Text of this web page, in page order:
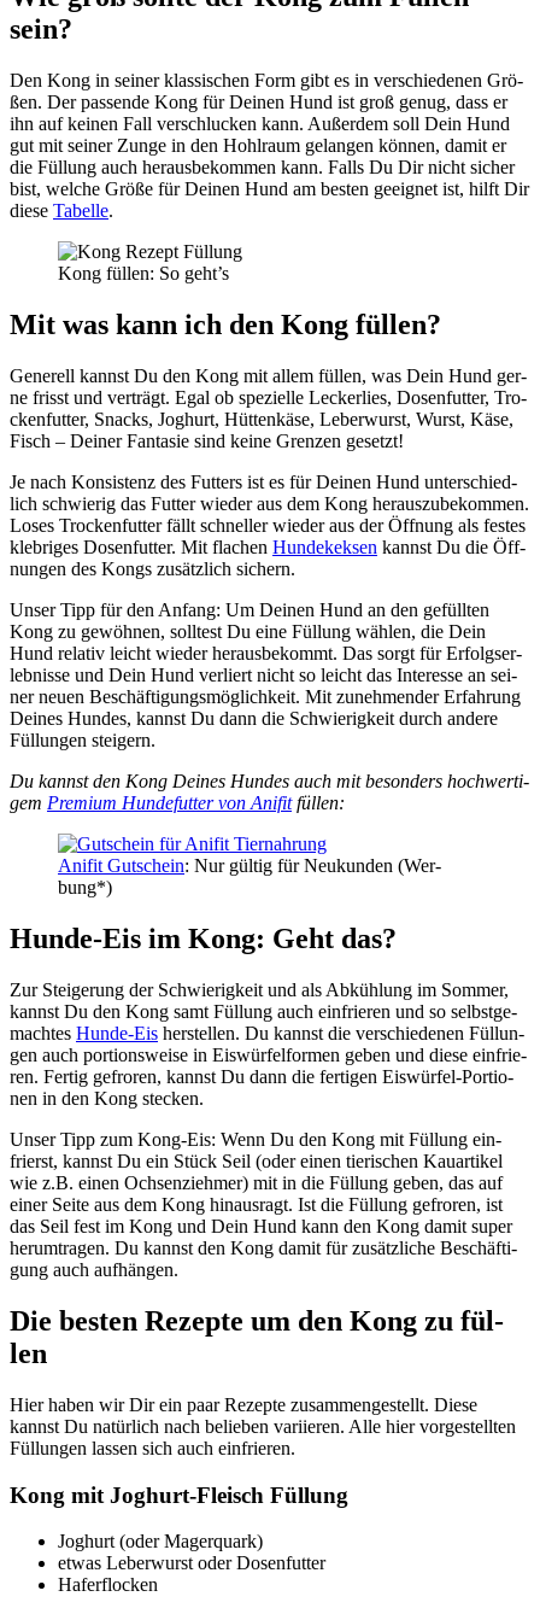
sein?
Den Kong in sei­ner klas­si­schen Form gibt es in ver­schie­de­nen Grö­
ßen. Der pas­sen­de Kong für Dei­nen Hund ist groß genug, dass er
ihn auf kei­nen Fall ver­schlu­cken kann. Außer­dem soll Dein Hund
gut mit sei­ner Zun­ge in den Hohl­raum gelan­gen kön­nen, damit er
die Fül­lung auch her­aus­be­kom­men kann. Falls Du Dir nicht sicher
bist, wel­che Grö­ße für Dei­nen Hund am bes­ten geeig­net ist, hilft Dir
die­se Tabel­le.
Kong fül­len: So geht’s
Mit was kann ich den Kong fül­len?
Gene­rell kannst Du den Kong mit allem fül­len, was Dein Hund ger­
ne frisst und ver­trägt. Egal ob spe­zi­el­le Lecker­lies, Dosen­fut­ter, Tro­
cken­fut­ter, Snacks, Joghurt, Hüt­ten­kä­se, Leber­wurst, Wurst, Käse,
Fisch – Dei­ner Fan­ta­sie sind kei­ne Gren­zen gesetzt!
Je nach Kon­sis­tenz des Fut­ters ist es für Dei­nen Hund unter­schied­
lich schwie­rig das Fut­ter wie­der aus dem Kong her­aus­zu­be­kom­men.
Loses Tro­cken­fut­ter fällt schnel­ler wie­der aus der Öff­nung als fes­tes
kleb­ri­ges Dosen­fut­ter. Mit fla­chen Hun­de­kek­sen kannst Du die Öff­
nun­gen des Kongs zusätz­lich sichern.
Unser Tipp für den Anfang: Um Dei­nen Hund an den gefüll­ten
Kong zu gewöh­nen, soll­test Du eine Fül­lung wäh­len, die Dein
Hund rela­tiv leicht wie­der her­aus­be­kommt. Das sorgt für Erfolgs­er­
leb­nis­se und Dein Hund ver­liert nicht so leicht das Inter­es­se an sei­
ner neu­en Beschäf­ti­gungs­mög­lich­keit. Mit zuneh­men­der Erfah­rung
Dei­nes Hun­des, kannst Du dann die Schwie­rig­keit durch ande­re
Fül­lun­gen stei­gern.
Du kannst den Kong Dei­nes Hun­des auch mit beson­ders hoch­wer­ti­
gem Pre­mi­um Hun­de­fut­ter von Ani­fitfül­len:
Ani­fit Gut­schein: Nur gül­tig für Neu­kun­den (Wer­
bung*)
Hun­de-Eis im Kong: Geht das?
Zur Stei­ge­rung der Schwie­rig­keit und als Abküh­lung im Som­mer,
kannst Du den Kong samt Fül­lung auch ein­frie­ren und so selbst­ge­
mach­tes Hun­de-Eis her­stel­len. Du kannst die ver­schie­de­nen Fül­lun­
gen auch por­ti­ons­wei­se in Eis­wür­fel­for­men geben und die­se ein­frie­
ren. Fer­tig gefro­ren, kannst Du dann die fer­ti­gen Eis­wür­fel-Por­tio­
nen in den Kong ste­cken.
Unser Tipp zum Kong-Eis: Wenn Du den Kong mit Fül­lung ein­
frierst, kannst Du ein Stück Seil (oder einen tie­ri­schen Kau­ar­ti­kel
wie z.B. einen Och­sen­zieh­mer) mit in die Fül­lung geben, das auf
einer Sei­te aus dem Kong hin­aus­ragt. Ist die Fül­lung gefro­ren, ist
das Seil fest im Kong und Dein Hund kann den Kong damit super
her­um­tra­gen. Du kannst den Kong damit für zusätz­li­che Beschäf­ti­
gung auch auf­hän­gen.
Die bes­ten Rezep­te um den Kong zu fül­
len
Hier haben wir Dir ein paar Rezep­te zusam­men­ge­stellt. Die­se
kannst Du natür­lich nach belie­ben vari­ie­ren. Alle hier vor­ge­stell­ten
Fül­lun­gen las­sen sich auch ein­frie­ren.
Kong mit Joghurt-Fleisch Fül­lung
Joghurt (oder Mager­quark)
etwas Leber­wurst oder Dosen­fut­ter
Hafer­flo­cken